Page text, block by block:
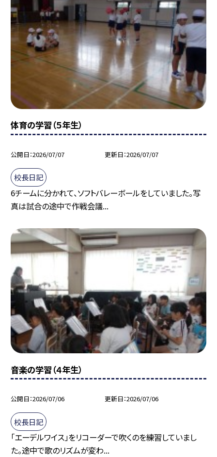
体育の学習（５年生）
公開日 2026/07/07 更新日 2026/07/07
校長日記
6チームに分かれて、ソフトバレーボールをしていました。写
真は試合の途中で作戦会議...
音楽の学習（４年生）
公開日 2026/07/06 更新日 2026/07/06
校長日記
「エーデルワイス」をリコーダーで吹くのを練習していまし
た。途中で歌のリズムが変わ...